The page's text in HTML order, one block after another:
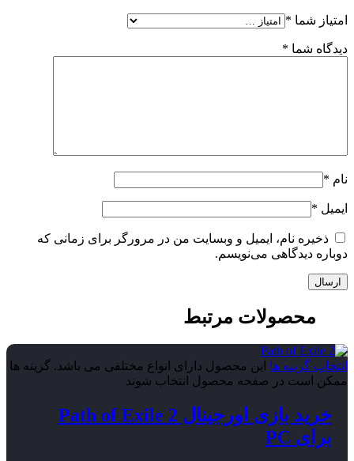
امتیاز شما *
دیدگاه شما *
نام *
ایمیل *
ذخیره نام، ایمیل و وبسایت من در مرورگر برای زمانی که
دوباره دیدگاهی می‌نویسم.
محصولات مرتبط
انتخاب گزینه ها این محصول دارای انواع مختلفی می باشد. گزینه ها
ممکن است در صفحه محصول انتخاب شوند
خرید بازی اورجینال Path of Exile 2
برای PC